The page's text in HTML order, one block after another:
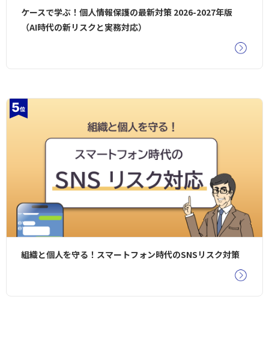
ケースで学ぶ！個人情報保護の最新対策 2026-2027年版
（AI時代の新リスクと実務対応）
組織と個人を守る！スマートフォン時代のSNSリスク対策